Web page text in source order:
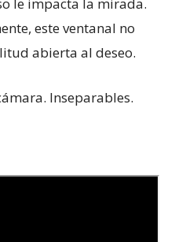
este ventanal no
abierta al deseo.
Inseparables.